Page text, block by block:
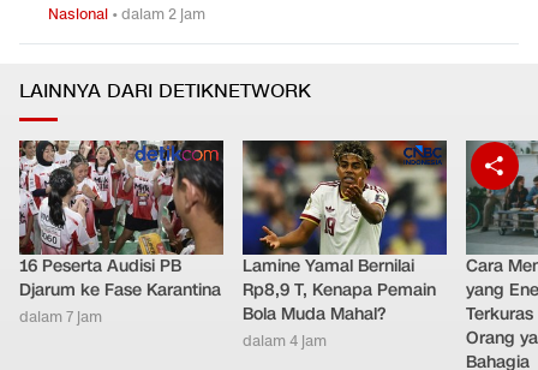
Nasional •dalam 2 jam
LAINNYA DARI DETIKNETWORK
16 Peserta Audisi PB
Djarum ke Fase Karantina
dalam 7 jam
Lamine Yamal Bernilai
Rp8,9 T, Kenapa Pemain
Bola Muda Mahal?
dalam 4 jam
Cara
yang
Orang
Bahagia